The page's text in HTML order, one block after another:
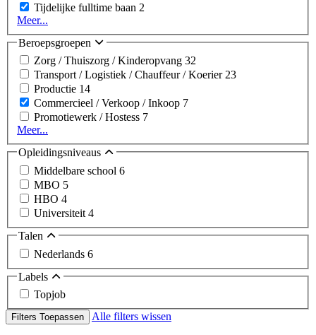
Tijdelijke fulltime baan 2
Meer...
Beroepsgroepen
Zorg / Thuiszorg / Kinderopvang 32
Transport / Logistiek / Chauffeur / Koerier23
Productie 14
Commercieel / Verkoop / Inkoop 7
Promotiewerk / Hostess 7
Meer...
Opleidingsniveaus
Middelbare school 6
MBO 5
HBO 4
Universiteit 4
Talen
Nederlands 6
Labels
Topjob
Filters Toepassen Alle filters wissen